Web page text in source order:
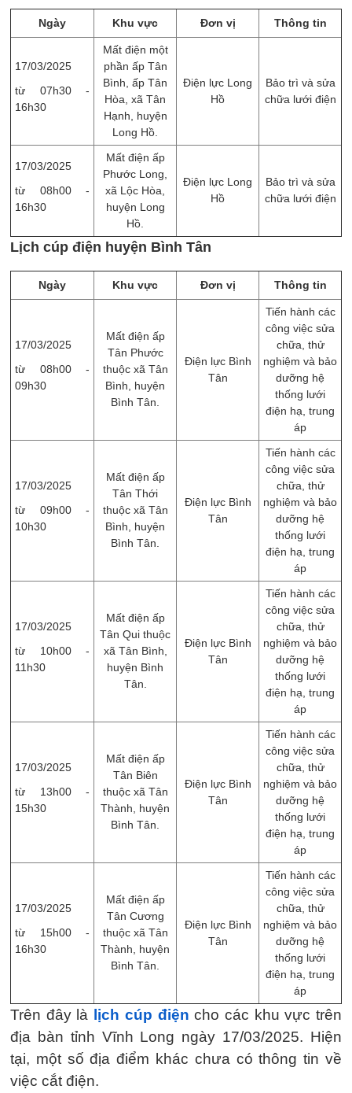
Ngày Khu vực Đơn vị Thông tin
17/03/2025
từ 07h30 -
16h30
Mất điện một
phần ấp Tân
Bình, ấp Tân
Hòa, xã Tân
Hạnh, huyện
Long Hồ.
Điện lực Long
Hồ
Bảo trì và sửa
chữa lưới điện
17/03/2025
từ 08h00 -
16h30
Mất điện ấp
Phước Long,
xã Lộc Hòa,
huyện Long
Hồ.
Điện lực Long
Hồ
Bảo trì và sửa
chữa lưới điện
Lịch cúp điện huyện Bình Tân
Ngày Khu vực Đơn vị Thông tin
17/03/2025
từ 08h00 -
09h30
Mất điện ấp
Tân Phước
thuộc xã Tân
Bình, huyện
Bình Tân.
Điện lực Bình
Tân
Tiến hành các
công việc sửa
chữa, thử
nghiệm và bảo
dưỡng hệ
thống lưới
điện hạ, trung
áp
17/03/2025
từ 09h00 -
10h30
Mất điện ấp
Tân Thới
thuộc xã Tân
Bình, huyện
Bình Tân.
Điện lực Bình
Tân
Tiến hành các
công việc sửa
chữa, thử
nghiệm và bảo
dưỡng hệ
thống lưới
điện hạ, trung
áp
17/03/2025
từ 10h00 -
11h30
Mất điện ấp
Tân Qui thuộc
xã Tân Bình,
huyện Bình
Tân.
Điện lực Bình
Tân
Tiến hành các
công việc sửa
chữa, thử
nghiệm và bảo
dưỡng hệ
thống lưới
điện hạ, trung
áp
17/03/2025
từ 13h00 -
15h30
Mất điện ấp
Tân Biên
thuộc xã Tân
Thành, huyện
Bình Tân.
Điện lực Bình
Tân
Tiến hành các
công việc sửa
chữa, thử
nghiệm và bảo
dưỡng hệ
thống lưới
điện hạ, trung
áp
17/03/2025
từ 15h00 -
16h30
Mất điện ấp
Tân Cương
thuộc xã Tân
Thành, huyện
Bình Tân.
Điện lực Bình
Tân
Tiến hành các
công việc sửa
chữa, thử
nghiệm và bảo
dưỡng hệ
thống lưới
điện hạ, trung
áp
Trên đây là lịch cúp điện cho các khu vực trên
địa bàn tỉnh Vĩnh Long ngày 17/03/2025. Hiện
tại, một số địa điểm khác chưa có thông tin về
việc cắt điện.